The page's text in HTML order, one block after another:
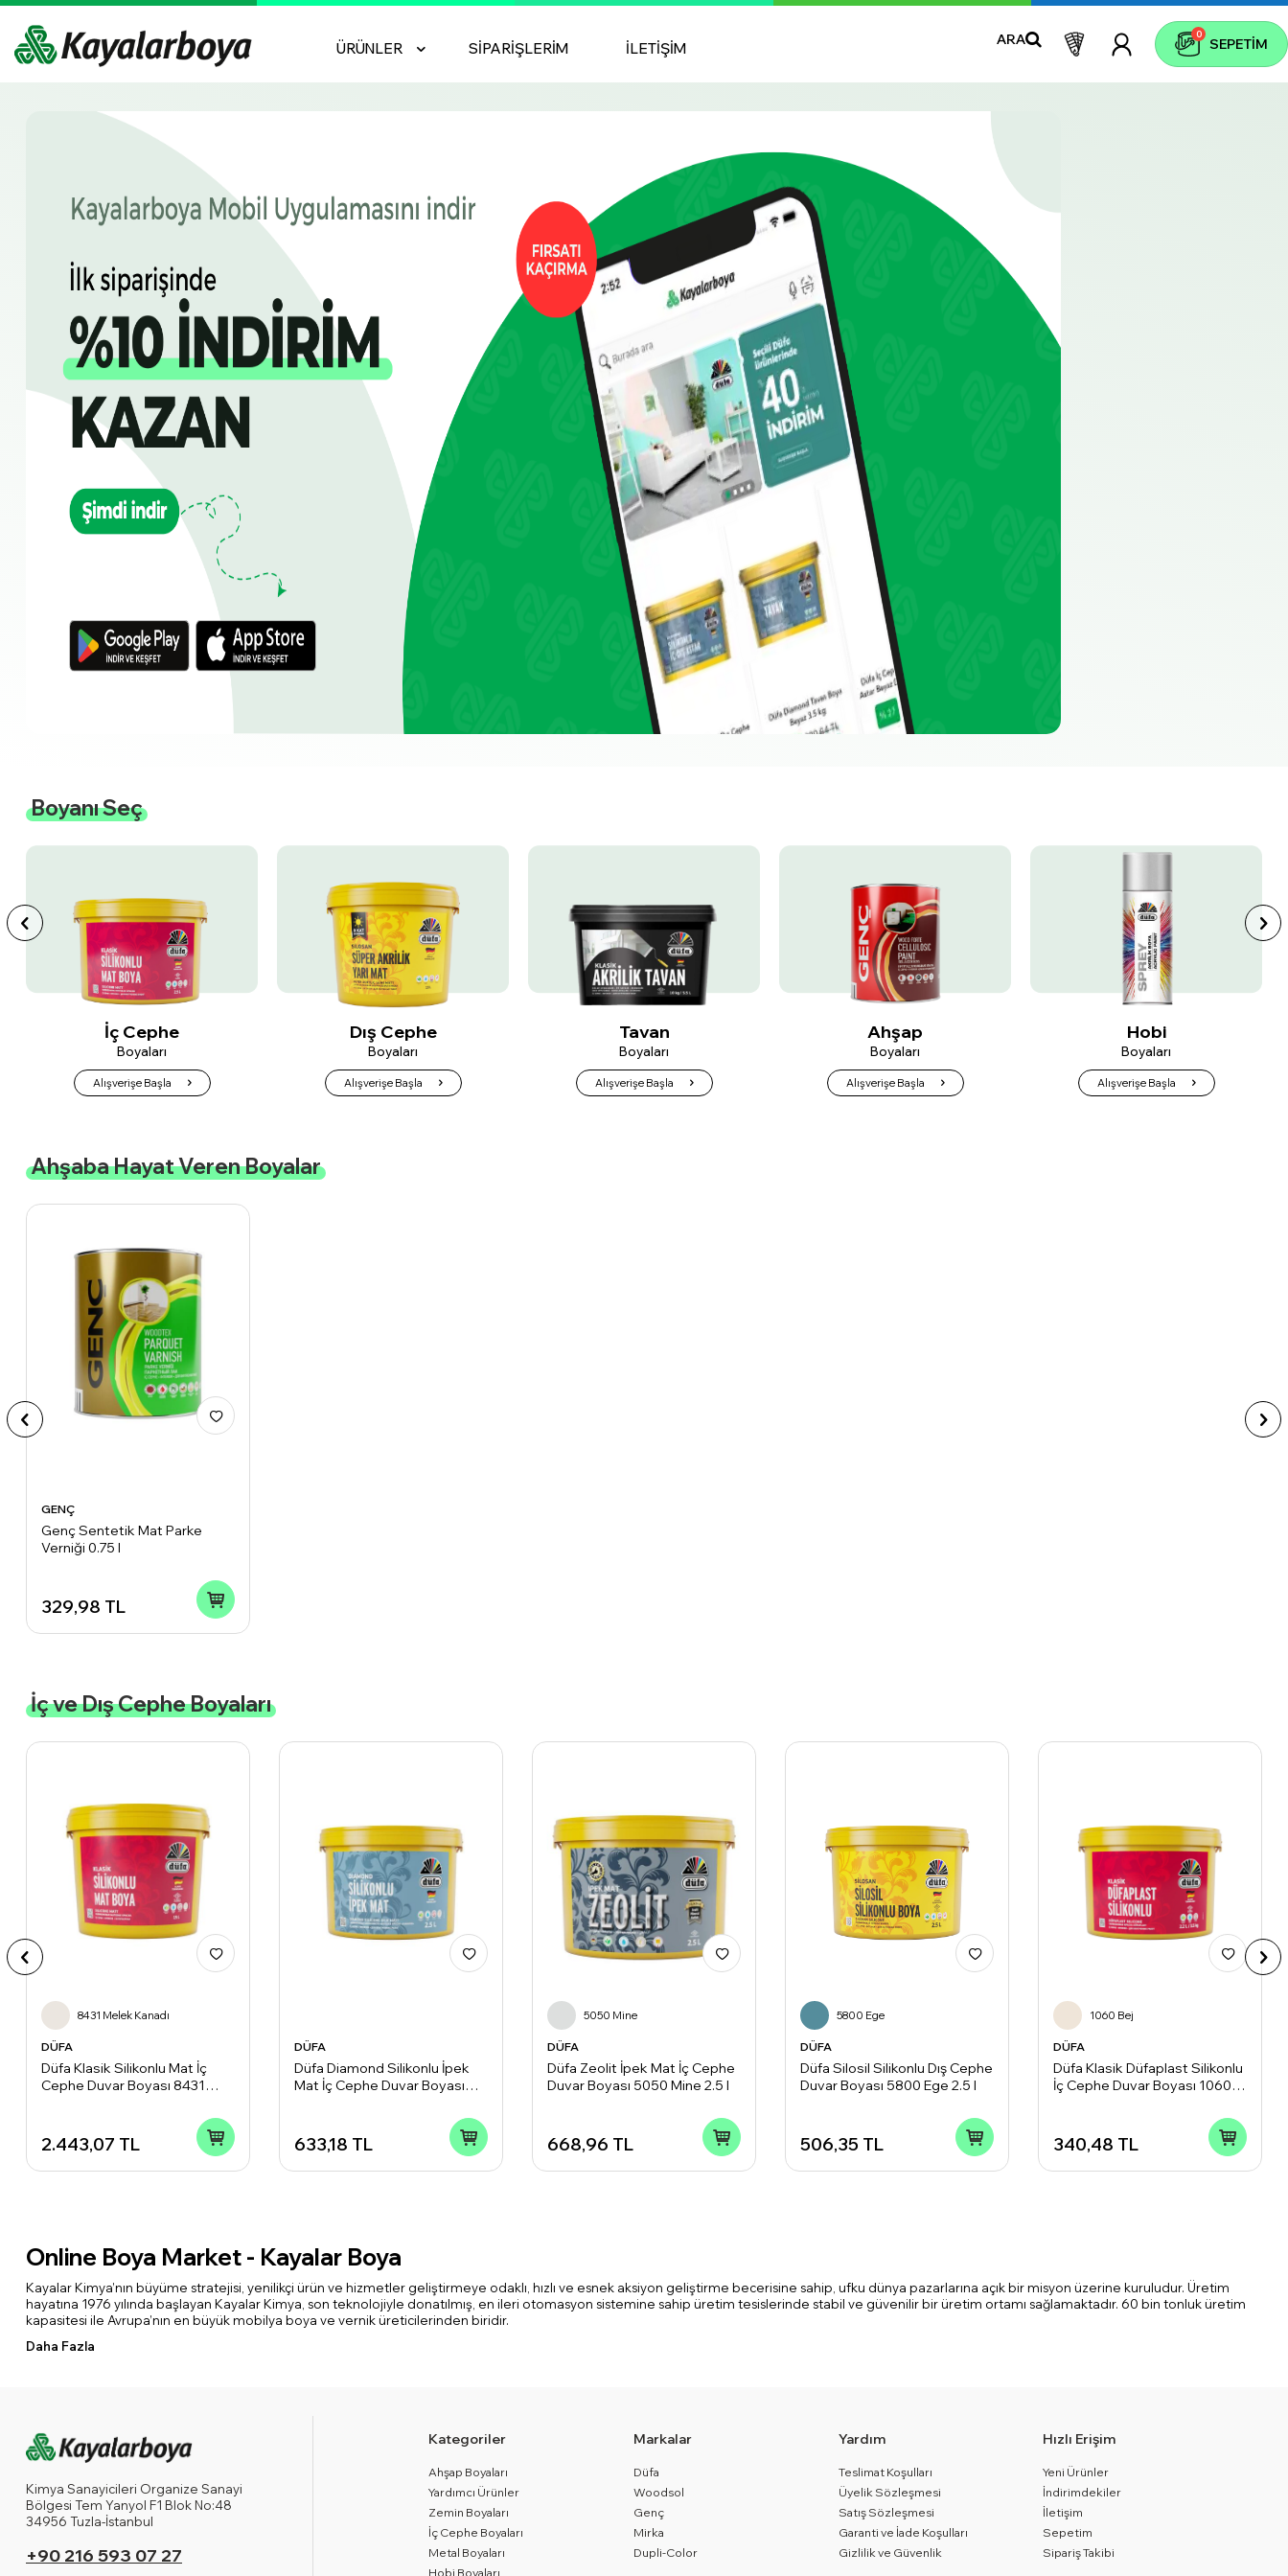
ÜRÜNLER SIPARIŞLERIM İLETIŞIM
ARA SEPETIM
0
Boyanı Seç
Dış Cephe
Boyaları
Alışverişe Başla
Tavan
Boyaları
Alışverişe Başla
Ahşap
Boyaları
Alışverişe Başla
Hobi
Boyaları
Alışverişe Başla
Metal
Boyaları
Alışverişe Başla
Ahşaba Hayat Veren Boyalar
GENÇ
Genç Sentetik Mat Parke
Verniği 0.75 l
329,98 TL
İç ve Dış Cephe Boyaları
8431 Melek Kanadı
DÜFA
Düfa Klasik Silikonlu Mat İç
Cephe Duvar Boyası 8431
2.443,07 TL
DÜFA
Düfa Diamond Silikonlu İpek
Mat İç Cephe Duvar Boyası
633,18 TL
5050 Mine
DÜFA
Düfa Zeolit İpek Mat İç Cephe
Duvar Boyası 5050 Mine 2.5 l
668,96 TL
5800 Ege
DÜFA
Düfa Silosil Silikonlu Dış Cephe
Duvar Boyası 5800 Ege 2.5 l
506,35 TL
1060 Bej
DÜFA
Düfa Klasik Düfaplast Silikonlu
İç Cephe Duvar Boyası 1060
340,48 TL
Online Boya Market - Kayalar Boya
Kayalar Kimya’nın büyüme stratejisi, yenilikçi ürün ve hizmetler geliştirmeye odaklı, hızlı ve esnek aksiyon geliştirme becerisine sahip, ufku dünya pazarlarına açık bir misyon üzerine kuruludur. Üretim
hayatına 1976 yılında başlayan Kayalar Kimya, son teknolojiyle donatılmış, en ileri otomasyon sistemine sahip üretim tesislerinde stabil ve güvenilir bir üretim ortamı sağlamaktadır. 60 bin tonluk üretim
kapasitesi ile Avrupa’nın en büyük mobilya boya ve vernik üreticilerinden biridir.
Daha Fazla
Kimya Sanayicileri Organize Sanayi
Bölgesi Tem Yanyol F1 Blok No:48
34956 Tuzla-İstanbul
+90 216 593 07 27
Kategoriler
Ahşap Boyaları
Yardımcı Ürünler
Zemin Boyaları
İç Cephe Boyaları
Metal Boyaları
Hobi Boyaları
Markalar
Düfa
Woodsol
Genç
Mirka
Dupli-Color
Yardım
Teslimat Koşulları
Üyelik Sözleşmesi
Satış Sözleşmesi
Garanti ve İade Koşulları
Gizlilik ve Güvenlik
Hızlı Erişim
Yeni Ürünler
İndirimdekiler
İletişim
Sepetim
Sipariş Takibi